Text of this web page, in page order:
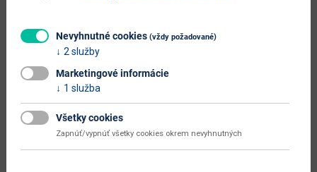
dodávateľa
0.158 m3
kusov v balení dodávateľa
typové označenie
dodáva sa
Nevyhnutné cookies (vždy požadované)
2 služby
Marketingové informácie
1 služba
Všetky cookies
Zapnúť/vypnúť všetky cookies okrem nevyhnutných